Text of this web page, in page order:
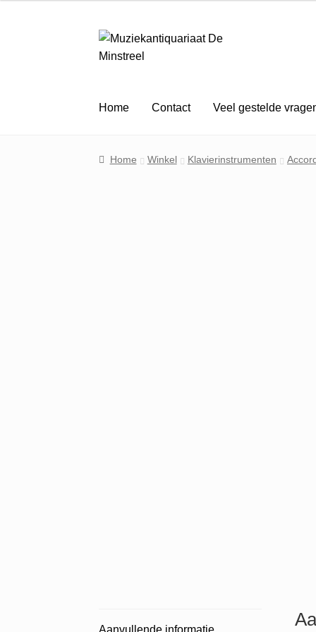
Ga
door
Ga
naar
Home
Contact Veel gestelde
Home Winkel Klavierinstrumenten
Aanvullende informatie